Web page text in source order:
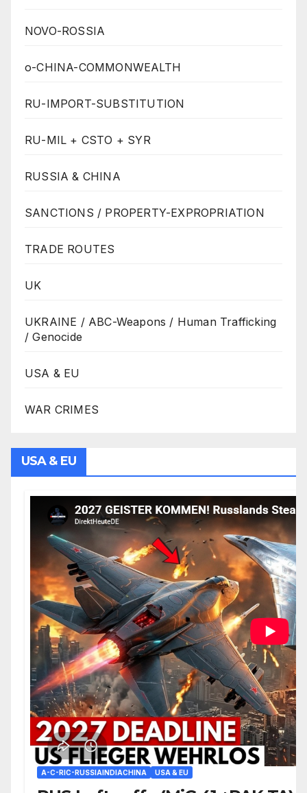
NOVO-ROSSIA
o-CHINA-COMMONWEALTH
RU-IMPORT-SUBSTITUTION
RU-MIL + CSTO + SYR
RUSSIA & CHINA
SANCTIONS / PROPERTY-EXPROPRIATION
TRADE ROUTES
UK
UKRAINE / ABC-Weapons / Human Trafficking
/ Genocide
USA & EU
WAR CRIMES
USA & EU
A-C-RIC-RUSSIAINDIACHINA USA & EU